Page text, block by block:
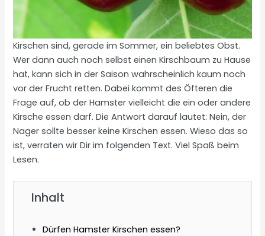
Kirschen sind, gerade im Sommer, ein beliebtes Obst.
Wer dann auch noch selbst einen Kirschbaum zu Hause
hat, kann sich in der Saison wahrscheinlich kaum noch
vor der Frucht retten. Dabei kommt des Öfteren die
Frage auf, ob der Hamster vielleicht die ein oder andere
Kirsche essen darf. Die Antwort darauf lautet: Nein, der
Nager sollte besser keine Kirschen essen. Wieso das so
ist, verraten wir Dir im folgenden Text. Viel Spaß beim
Lesen.
Inhalt
Dürfen Hamster Kirschen essen?